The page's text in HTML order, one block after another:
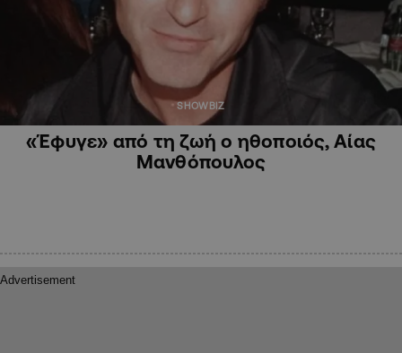
SHOWBIZ
«Έφυγε» από τη ζωή ο ηθοποιός, Αίας
Μανθόπουλος